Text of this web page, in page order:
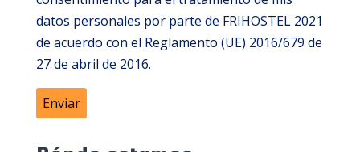
datos personales por parte de FRIHOSTEL 2021
de acuerdo con el Reglamento (UE) 2016/679 de
27 de abril de 2016.